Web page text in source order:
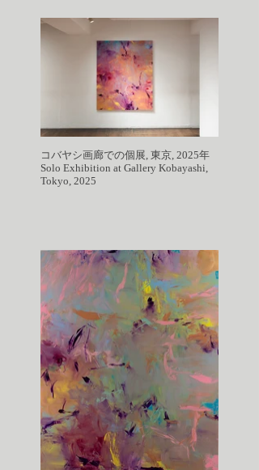
コバヤシ画廊での個展, 東京, 2025年
Solo Exhibition at Gallery Kobayashi,
Tokyo, 2025